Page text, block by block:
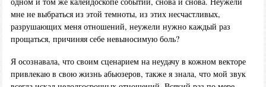
мне не выбраться из этой темноты, из этих несчастливых,
разрушающих меня отношений, неужели нужно каждый раз
прощаться, причиняя себе невыносимую боль?
Я осознавала, что своим сценарием на неудачу в кожном векторе
привлекаю в свою жизнь абьюзеров, также я знала, что мой звук